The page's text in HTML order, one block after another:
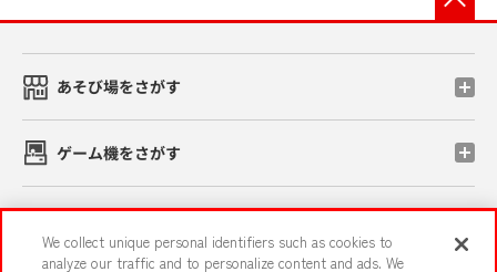
あそび場をさがす
ゲーム機をさがす
We collect unique personal identifiers such as cookies to
analyze our traffic and to personalize content and ads. We